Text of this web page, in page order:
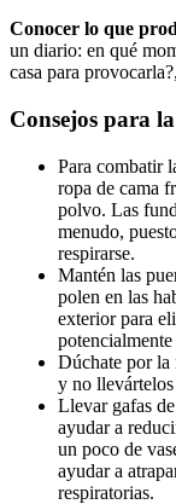
Conocer lo que
un diario: en qué
casa para
Consejos para
Para combatir
ropa de cama
polvo. Las
menudo,
respirarse.
Mantén las
polen en las
exterior para
Dúchate por la
y no
Llevar gafas
ayudar a
un poco de
ayudar a
respiratorias.